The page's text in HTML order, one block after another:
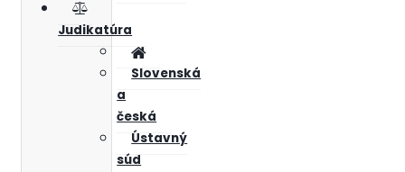
Judikatúra
Slovenská
a
česká
Ústavný
súd